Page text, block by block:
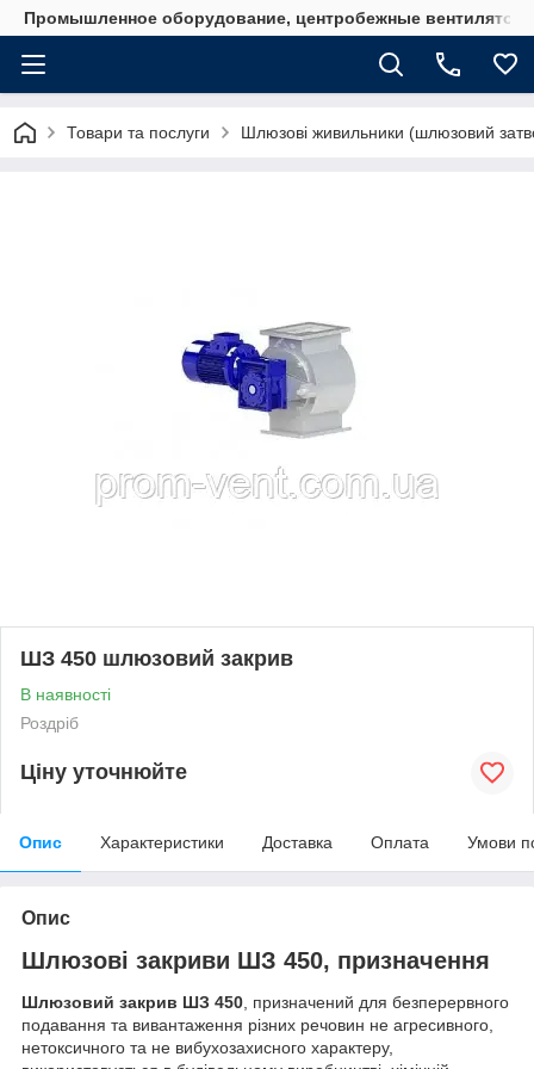
Промышленное оборудование, центробежные
Товари та послуги Шлюзові живильники (шлюзовий
ШЗ 450 шлюзовий закрив
В наявності
Роздріб
Ціну уточнюйте
Опис Характеристики Доставка Оплата Умови
Опис
Шлюзові закриви ШЗ 450, призначення
Шлюзовий закрив ШЗ 450, призначений для безперервного
подавання та вивантаження різних речовин не агресивного,
нетоксичного та не вибухозахисного характеру,